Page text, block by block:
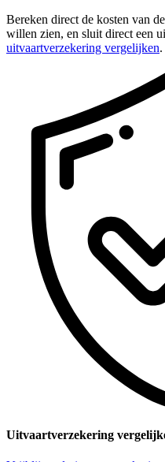
Bereken direct de kosten van
willen zien, en sluit direct een
uitvaartverzekering vergelijken.
Uitvaartverzekering